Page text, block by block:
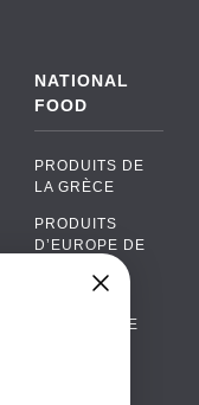
NATIONAL
FOOD
PRODUITS DE
LA GRÈCE
PRODUITS
D’EUROPE DE
PORTUGAISE